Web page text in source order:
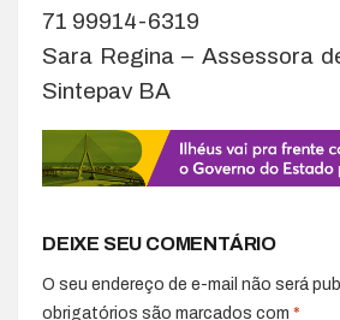
71 99914-6319
Sara Regina – Assessora
Sintepav BA
DEIXE SEU COMENTÁRIO
O seu endereço de e-mail não será
obrigatórios são marcados com *